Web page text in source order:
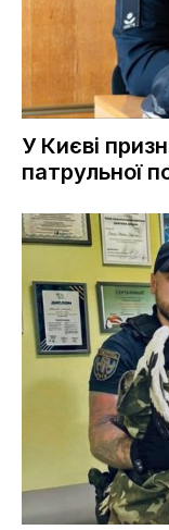
У Києві
патрульної